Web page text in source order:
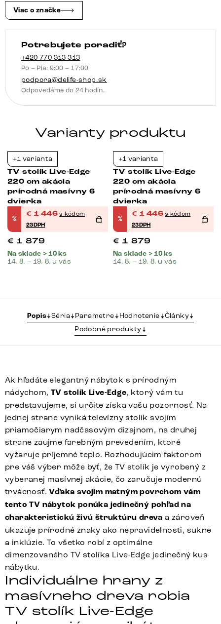
6
dvierka
Viac o značke
Potrebujete poradiť?
+420 770 313 313
Po – Pia: 9:00 – 17:00
podpora@delife-shop.sk
Odpovedáme do 24 hodín.
Varianty produktu
+1 varianta
TV stolík Live-Edge
220 cm akácia
prírodná masívny 6
dvierka
%
€ 1 446 s kódom
23DPH
€ 1 879
Na sklade > 10 ks
14. 8. – 19. 8. u vás
+1 varianta
TV stolík Live-Edge
220 cm akácia
prírodná masívny 6
dvierka
%
€ 1 446 s kódom
23DPH
€ 1 879
Na sklade > 10 ks
14. 8. – 19. 8. u vás
Popis Séria Parametre Hodnotenie
Články
Podobné produkty
Ak hľadáte elegantný nábytok s prírodným
nádychom,TV stolík Live-Edge, ktorý vám tu
predstavujeme, si určite získa vašu pozornosť. Na
jednej strane vyniká televízny stolík svojím
priamočiarym nadčasovým dizajnom, na druhej
strane zaujme farebným prevedením, ktoré
vyžaruje príjemné teplo. Rozhodujúcim faktorom
pre váš výber môže byť, že TV stolík je vyrobený z
vyberanej masívnej akácie, čo zaručuje modernú
trvácnosť.Vďaka svojim matným povrchom vám
tento TV nábytok ponúka jedinečný pohľad na
charakteristickú živú štruktúru dreva a zároveň
ukazuje prírodné znaky ako nepravidelnosti, sukne
a inklúzie. To všetko robí z optimálne
dimenzovaného TV stolíka Live-Edge jedinečný kus
nábytku.
Individuálne hrany z
masívneho dreva robia
TV stolík Live-Edge